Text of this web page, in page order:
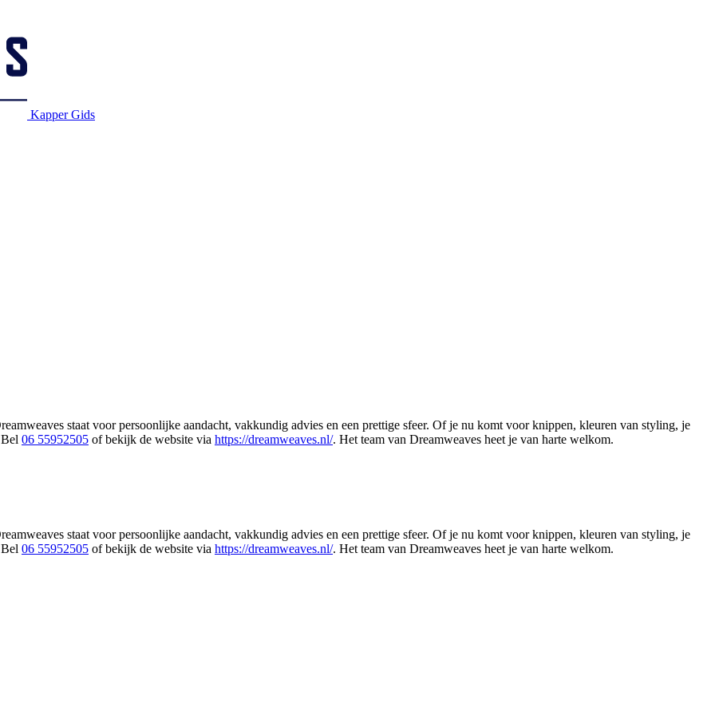
Kapper Gids
staat voor persoonlijke aandacht, vakkundig advies en een prettige sfeer. Of je nu komt voor knippen, kleuren van styling, je
06 55952505 of bekijk de website via https://dreamweaves.nl/. Het team van Dreamweaves heet je van harte welkom.
staat voor persoonlijke aandacht, vakkundig advies en een prettige sfeer. Of je nu komt voor knippen, kleuren van styling, je
06 55952505 of bekijk de website via https://dreamweaves.nl/. Het team van Dreamweaves heet je van harte welkom.